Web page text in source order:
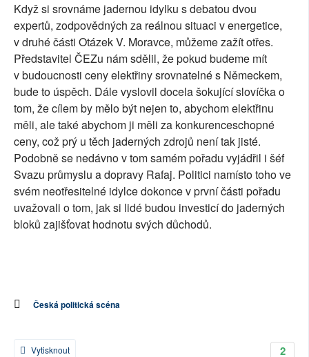
Když si srovnáme jadernou idylku s debatou dvou
expertů, zodpovědných za reálnou situaci v energetice,
v druhé části Otázek V. Moravce, můžeme zažít otřes.
Představitel ČEZu nám sdělil, že pokud budeme mít
v budoucnosti ceny elektřiny srovnatelné s Německem,
bude to úspěch. Dále vyslovil docela šokující slovíčka o
tom, že cílem by mělo být nejen to, abychom elektřinu
měli, ale také abychom ji měli za konkurenceschopné
ceny, což prý u těch jaderných zdrojů není tak jisté.
Podobně se nedávno v tom samém pořadu vyjádřil i šéf
Svazu průmyslu a dopravy Rafaj. Politici namísto toho ve
svém neotřesitelné idylce dokonce v první části pořadu
uvažovali o tom, jak si lidé budou investicí do jaderných
bloků zajišťovat hodnotu svých důchodů.
Česká politická scéna
2
Vytisknout